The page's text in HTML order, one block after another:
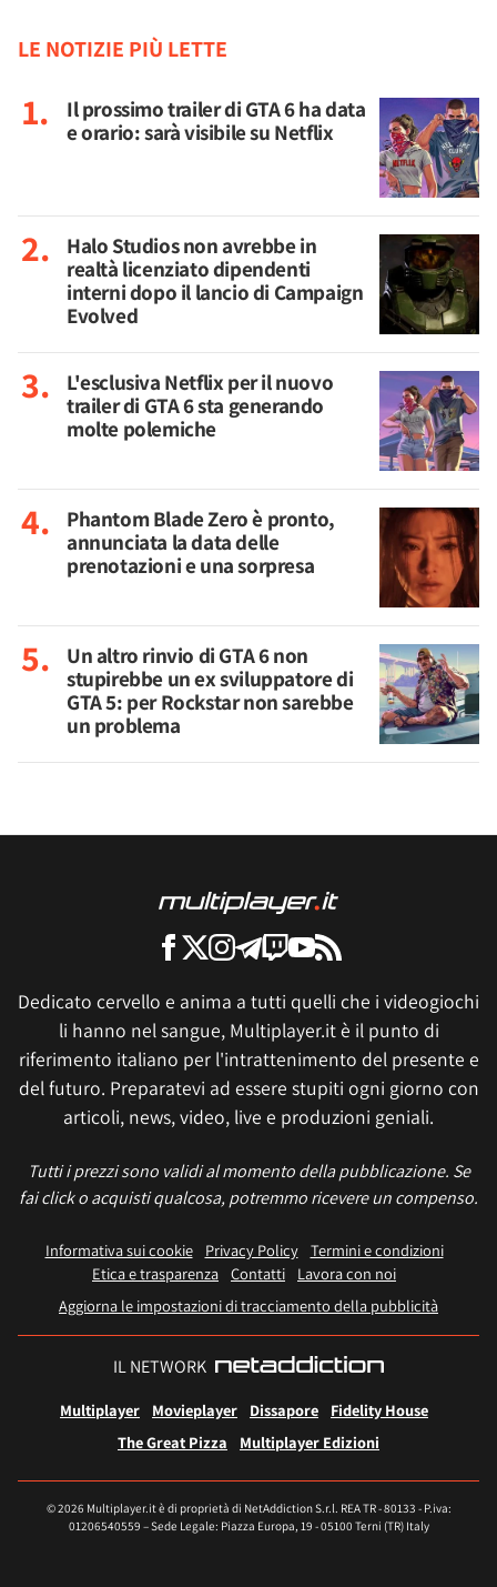
LE NOTIZIE PIÙ LETTE
Il prossimo trailer di GTA 6 ha data
e orario: sarà visibile su Netflix
Halo Studios non avrebbe in
realtà licenziato dipendenti
interni dopo il lancio di Campaign
Evolved
L'esclusiva Netflix per il nuovo
trailer di GTA 6 sta generando
molte polemiche
Phantom Blade Zero è pronto,
annunciata la data delle
prenotazioni e una sorpresa
Un altro rinvio di GTA 6 non
stupirebbe un ex sviluppatore di
GTA 5: per Rockstar non sarebbe
un problema
Dedicato cervello e anima a tutti quelli che i videogiochi
li hanno nel sangue, Multiplayer.it è il punto di
riferimento italiano per l'intrattenimento del presente e
del futuro. Preparatevi ad essere stupiti ogni giorno con
articoli, news, video, live e produzioni geniali.
Tutti i prezzi sono validi al momento della pubblicazione. Se
fai click o acquisti qualcosa, potremmo ricevere un compenso.
Informativa sui cookie Privacy Policy
Termini e condizioni
Etica e trasparenza Contatti
Lavora con noi
Aggiorna le impostazioni di tracciamento della pubblicità
IL NETWORK
Multiplayer Movieplayer Dissapore
Fidelity House
The Great Pizza
Multiplayer Edizioni
© 2026 Multiplayer.it è di proprietà di NetAddiction S.r.l. REA TR - 80133 - P.iva:
01206540559 – Sede Legale: Piazza Europa, 19 - 05100 Terni (TR) Italy